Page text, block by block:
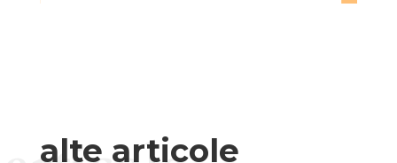
alte articole